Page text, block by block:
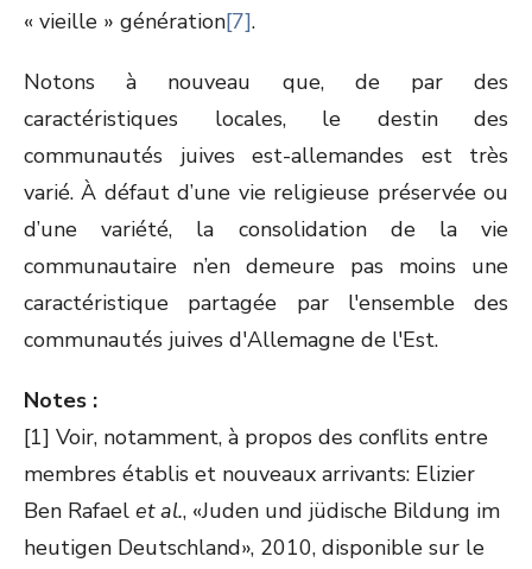
« vieille » génération[7].
Notons à nouveau que, de par des
caractéristiques locales, le destin des
communautés juives est-allemandes est très
varié. À défaut d’une vie religieuse préservée ou
d’une variété, la consolidation de la vie
communautaire n’en demeure pas moins une
caractéristique partagée par l'ensemble des
communautés juives d'Allemagne de l'Est.
Notes :
[1] Voir, notamment, à propos des conflits entre
membres établis et nouveaux arrivants: Elizier
Ben Rafael et al., «Juden und jüdische Bildung im
heutigen Deutschland», 2010, disponible sur le